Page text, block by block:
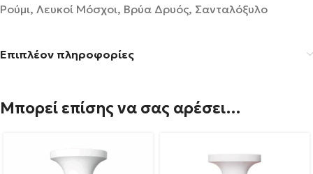
Ρούμι, Λευκοί Μόσχοι, Βρύα Δρυός, Σανταλόξυλο
Επιπλέον πληροφορίες
Μπορεί επίσης να σας αρέσει…